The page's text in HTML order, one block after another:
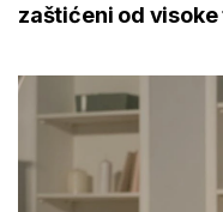
zaštićeni od